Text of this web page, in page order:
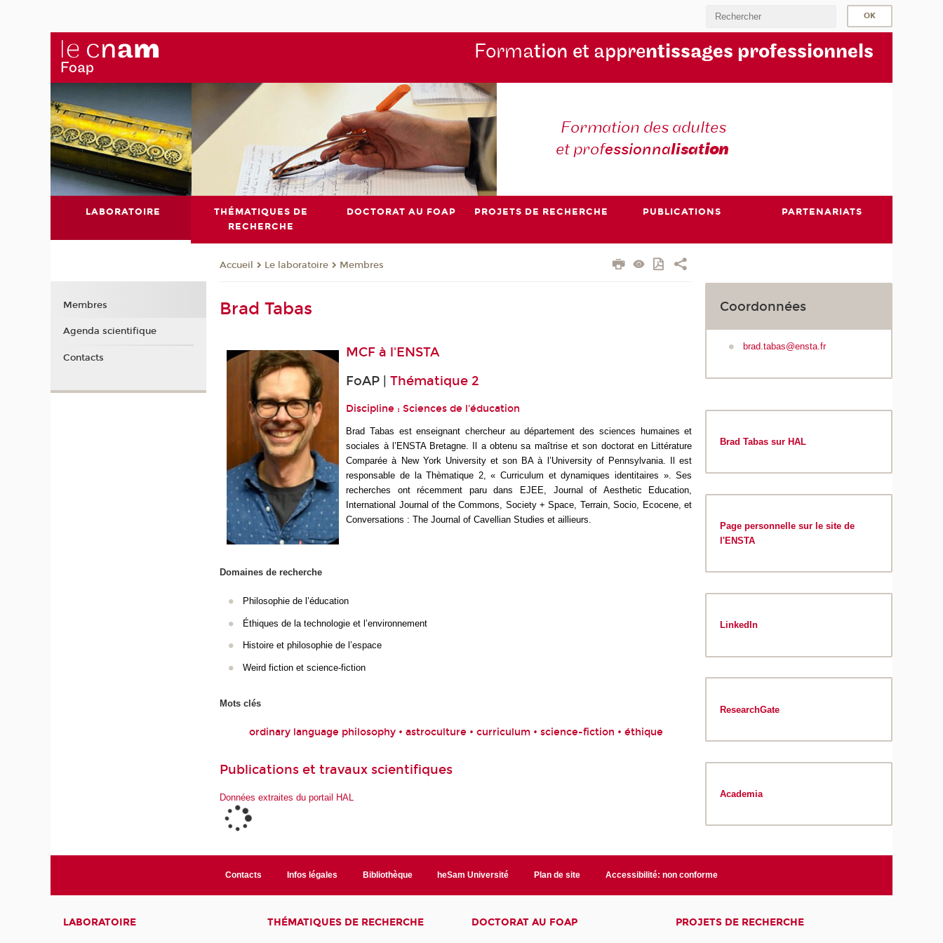
Formation et apprentissages professionnels
Formation des adultes
et professionnalisation
LABORATOIRE
THÉMATIQUES DE
RECHERCHE
DOCTORAT AU FOAP PROJETS DE RECHERCHE PUBLICATIONS PARTENARIATS
Accueil Le laboratoire Membres
Brad Tabas
MCF à l'ENSTA
FoAP |Thématique 2
Discipline : Sciences de l'éducation
Brad Tabas est enseignant chercheur au département des sciences humaines et
sociales à l’ENSTA Bretagne. Il a obtenu sa maîtrise et son doctorat en Littérature
Comparée à New York University et son BA à l’University of Pennsylvania. Il est
responsable de la Thèmatique 2, « Curriculum et dynamiques identitaires ». Ses
recherches ont récemment paru dans
EJEE Journal of Aesthetic Education
International Journal of the Commons
Society + Space Terrain,Socio Ecocene, et
Conversations : The Journal of Cavellian Studies et aillieurs.
Domaines de recherche
Philosophie de l’éducation
Éthiques de la technologie et l’environnement
Histoire et philosophie de l’espace
Weird fiction et science-fiction
Mots clés
ordinary language philosophy • astroculture • curriculum • science-fiction • éthique
Publications et travaux scientifiques
Données extraites du portail HAL
Coordonnées
brad.tabas@ensta.fr
Brad Tabas sur HAL
Page personnelle sur le site de
l'ENSTA
LinkedIn
ResearchGate
Academia
Membres
Agenda scientifique
Contacts
Contacts Infos légales Bibliothèque heSam Université Plan de site Accessibilité: non conforme
LABORATOIRE THÉMATIQUES DE RECHERCHE DOCTORAT AU FOAP PROJETS DE RECHERCHE